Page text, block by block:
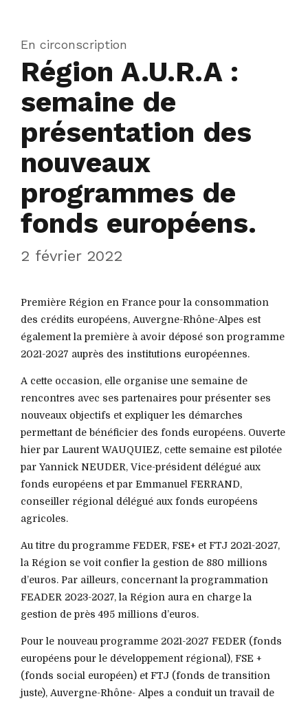
En circonscription
Région A.U.R.A :
semaine de
présentation des
nouveaux
programmes de
fonds européens.
2 février 2022
Première Région en France pour la consommation
des crédits européens, Auvergne-Rhône-Alpes est
également la première à avoir déposé son programme
2021-2027 auprès des institutions européennes.
A cette occasion, elle organise une semaine de
rencontres avec ses partenaires pour présenter ses
nouveaux objectifs et expliquer les démarches
permettant de bénéficier des fonds européens. Ouverte
hier par Laurent WAUQUIEZ, cette semaine est pilotée
par Yannick NEUDER, Vice-président délégué aux
fonds européens et par Emmanuel FERRAND,
conseiller régional délégué aux fonds européens
agricoles.
Au titre du programme FEDER, FSE+ et FTJ 2021-2027,
la Région se voit confier la gestion de 880 millions
d’euros. Par ailleurs, concernant la programmation
FEADER 2023-2027, la Région aura en charge la
gestion de près 495 millions d’euros.
Pour le nouveau programme 2021-2027 FEDER (fonds
européens pour le développement régional), FSE +
(fonds social européen) et FTJ (fonds de transition
juste), Auvergne-Rhône- Alpes a conduit un travail de